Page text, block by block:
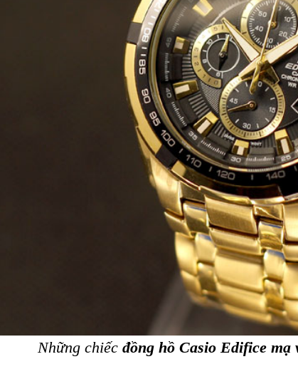
Những chiếc đồng hồ Casio Edifice mạ